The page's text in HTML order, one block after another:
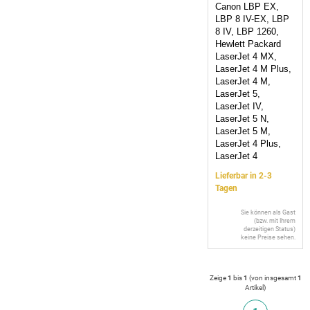
Canon LBP EX,
LBP 8 IV-EX, LBP
8 IV, LBP 1260,
Hewlett Packard
LaserJet 4 MX,
LaserJet 4 M Plus,
LaserJet 4 M,
LaserJet 5,
LaserJet IV,
LaserJet 5 N,
LaserJet 5 M,
LaserJet 4 Plus,
LaserJet 4
Lieferbar in 2-3
Tagen
Sie können als Gast
(bzw. mit Ihrem
derzeitigen Status)
keine Preise sehen.
Zeige1 bis1 (von insgesamt1
Artikel)